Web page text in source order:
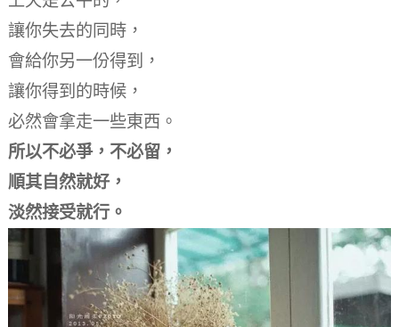
讓你失去的同時，
會給你另一份得到，
讓你得到的時候，
必然會拿走一些東西。
所以不必爭，不必留，
順其自然就好，
淡然接受就行。